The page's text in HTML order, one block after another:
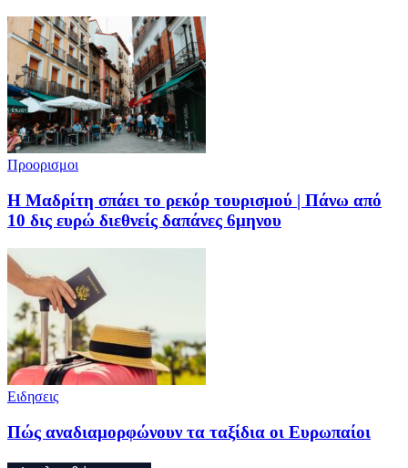
Προορισμοι
Η Μαδρίτη σπάει το ρεκόρ τουρισμού | Πάνω από
10 δις ευρώ διεθνείς δαπάνες 6μηνου
Ειδησεις
Πώς αναδιαμορφώνουν τα ταξίδια οι Ευρωπαίοι